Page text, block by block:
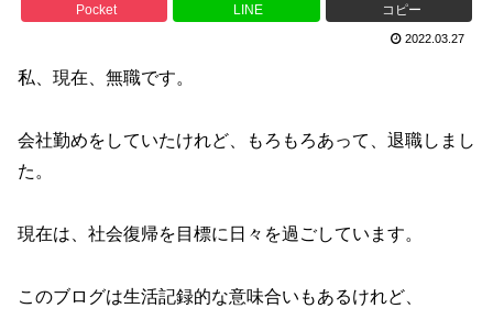
Pocket LINE コピー
2022.03.27
私、現在、無職です。
会社勤めをしていたけれど、もろもろあって、退職しまし
た。
現在は、社会復帰を目標に日々を過ごしています。
このブログは生活記録的な意味合いもあるけれど、